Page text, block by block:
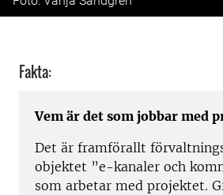
Fakta:
Vem är det som jobbar med
Det är framförallt
objektet ”e-kanaler och
som arbetar med projektet.